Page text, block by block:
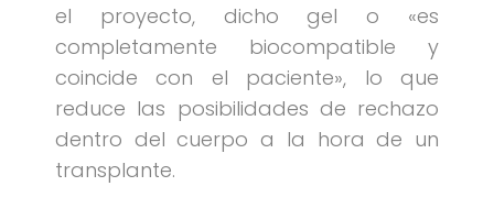
el proyecto, dicho gel o «es
completamente biocompatible y
coincide con el paciente», lo que
reduce las posibilidades de rechazo
dentro del cuerpo a la hora de un
transplante.